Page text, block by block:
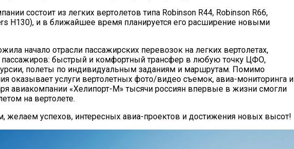
состоит из легких вертолетов типа Robinson R44, Robinson R66,
H130), и в ближайшее время планируется его расширение новыми
начало отрасли пассажирских перевозок на легких вертолетах,
быстрый и комфортный трансфер в любую точку ЦФО,
полеты по индивидуальным заданиям и маршрутам. Помимо
оказывает услуги вертолетных фото/видео съемок, авиа-мониторинга и
авиакомпании «Хелипорт-М» тысячи россиян впервые в жизни смогли
на вертолете.
успехов, интересных авиа-проектов и достижения новых высот!